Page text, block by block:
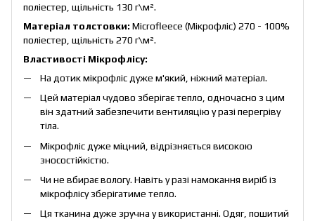
поліестер, щільність 130 г\м².
Матеріал толстовки: Microfleece (Мікрофліс) 270 - 100%
поліестер, щільність 270 г\м².
Властивості Мікрофлісу:
На дотик мікрофліс дуже м'який, ніжний матеріал.
Цей матеріал чудово зберігає тепло, одночасно з цим
він здатний забезпечити вентиляцію у разі перегріву
тіла.
Мікрофліс дуже міцний, відрізняється високою
зносостійкістю.
Чи не вбирає вологу. Навіть у разі намокання виріб із
мікрофлісу зберігатиме тепло.
Ця тканина дуже зручна у використанні. Одяг, пошитий